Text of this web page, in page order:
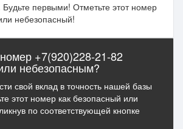
Будьте первыми! Отметьте этот номер
небезопасный!
+7(920)228-21-82
небезопасным?
свой вклад в точность нашей базы
этот номер как безопасный или
по соответствующей кнопке